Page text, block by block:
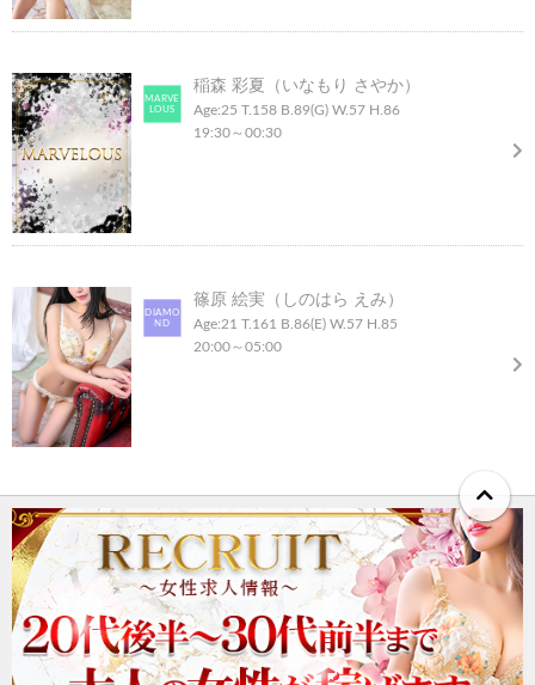
MARVE
LOUS
稲森 彩夏（いなもり さやか）
Age:25 T.158 B.89(G) W.57 H.86
19:30～00:30
DIAMO
ND
篠原 絵実（しのはら えみ）
Age:21 T.161 B.86(E) W.57 H.85
20:00～05:00